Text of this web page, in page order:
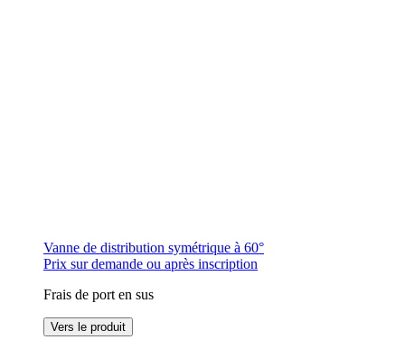
Vanne de distribution symétrique à 60°
Prix sur demande ou après inscription
Frais de port en sus
Ce
produit
Vers le produit